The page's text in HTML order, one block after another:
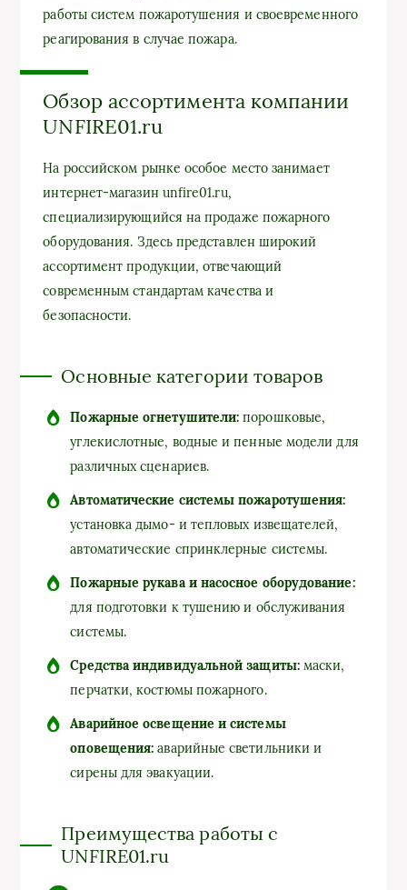
работы систем пожаротушения и своевременного
реагирования в случае пожара.
Обзор ассортимента компании
UNFIRE01.ru
На российском рынке особое место занимает
интернет-магазин unfire01.ru,
специализирующийся на продаже пожарного
оборудования. Здесь представлен широкий
ассортимент продукции, отвечающий
современным стандартам качества и
безопасности.
Основные категории товаров
Пожарные огнетушители: порошковые,
углекислотные, водные и пенные модели для
различных сценариев.
Автоматические системы пожаротушения:
установка дымо- и тепловых извещателей,
автоматические спринклерные системы.
Пожарные рукава и насосное оборудование:
для подготовки к тушению и обслуживания
системы.
Средства индивидуальной защиты:маски,
перчатки, костюмы пожарного.
Аварийное освещение и системы
оповещения: аварийные светильники и
сирены для эвакуации.
Преимущества работы с
UNFIRE01.ru